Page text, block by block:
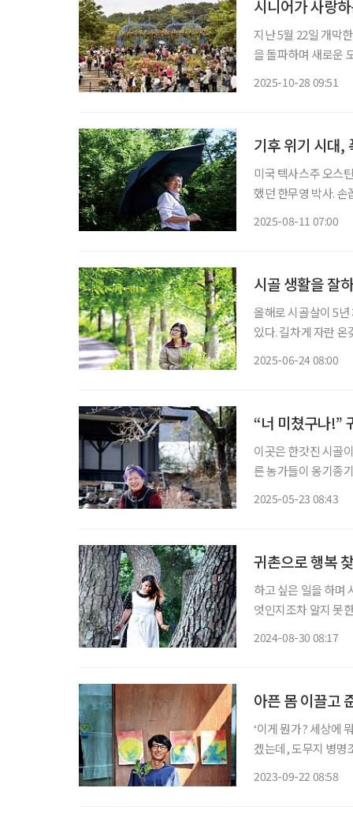
지난 5월 22일 개막
을 돌파하며 새로운
2025-10-28 09:51
기후 위기 시대,
미국 텍사스주 오스
했던 한무영 박사. 손
2025-08-11 07:00
시골 생활을 잘
올해로 시골살이 5
있다. 길차게 자란
2025-06-24 08:00
“너 미쳤구나!”
이곳은 한갓진 시골
른 농가들이 옹기종
2025-05-23 08:43
귀촌으로 행복
하고 싶은 일을 하며
엇인지조차 알지 못
2024-08-30 08:17
아픈 몸 이끌고
‘이게 뭔가? 세상에
겠는데, 도무지 병명
2023-09-22 08:58